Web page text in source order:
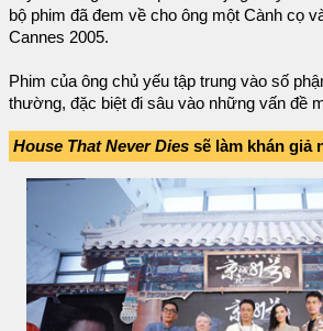
bộ phim đã đem về cho ông một Cành cọ
Cannes 2005.
Phim của ông chủ yếu tập trung vào số
thường, đặc biệt đi sâu vào những vấn đề
House That Never Dies sẽ làm khán giả